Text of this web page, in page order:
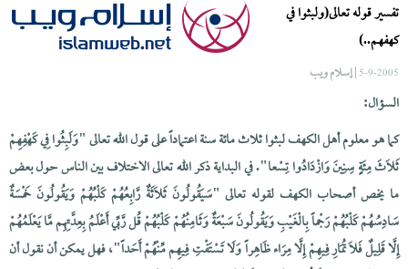
تفسير قوله تعالى(ولبثوا في
كهفهم..)
5-9-2005| إسلام ويب
السؤال:
كما هو معلوم أهل الكهف لبثوا ثلاث مائة سنة اعتماداً على قول الله تعالى "وَلَبِثُوا فِي كَهْفِهِمْ
ثَلَاثَ مِئَةٍ سِنِينَ وَازْدَادُوا تِسْعا". في البداية ذكر الله تعالى الاختلاف بين الناس حول بعض
ما يخص أصحاب الكهف لقوله تعالى "سَيَقُولُونَ ثَلَاثَةٌ رَّابِعُهُمْ كَلْبُهُمْ وَيَقُولُونَ خَمْسَةٌ
سَادِسُهُمْ كَلْبُهُمْ رَجْماً بِالْغَيْبِ وَيَقُولُونَ سَبْعَةٌ وَثَامِنُهُمْ كَلْبُهُمْ قُل رَّبِّي أَعْلَمُ بِعِدَّتِهِم مَّا يَعْلَمُهُمْ
إِلَّا قَلِيلٌ فَلَا تُمَارِ فِيهِمْ إِلَّا مِرَاء ظَاهِراً وَلَا تَسْتَفْتِ فِيهِم مِّنْهُمْ أَحَداً"، فهل يمكن أن نقول أن